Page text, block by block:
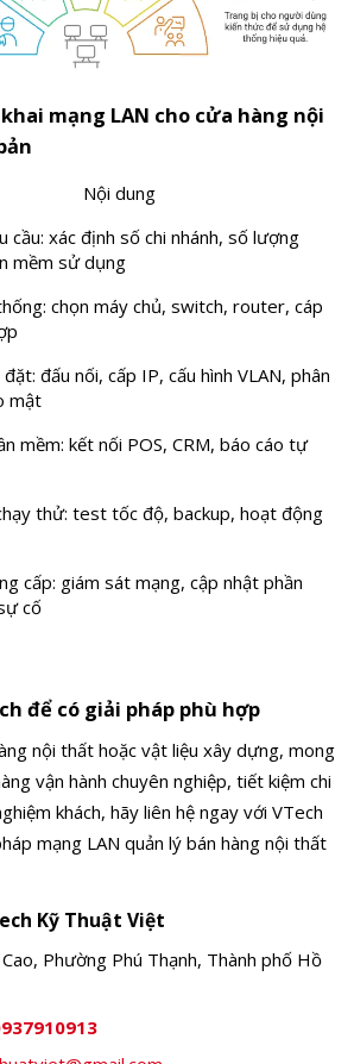
mạng LAN cho cửa hàng nội
Nội dung
cầu: xác định số chi nhánh, số lượng
mềm sử dụng
chọn máy chủ, switch, router, cáp
đấu nối, cấp IP, cấu hình VLAN, phân
mật
mềm: kết nối POS, CRM, báo cáo tự
thử: test tốc độ, backup, hoạt động
cấp: giám sát mạng, cập nhật phần
cố
để có giải pháp phù hợp
nội thất hoặc vật liệu xây dựng, mong
vận hành chuyên nghiệp, tiết kiệm chi
khách, hãy liên hệ ngay với VTech
mạng LAN quản lý bán hàng nội thất
Kỹ Thuật Việt
Phường Phú Thạnh, Thành phố Hồ